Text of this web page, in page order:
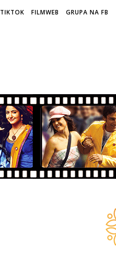
TIKTOK FILMWEB GRUPA NA FB